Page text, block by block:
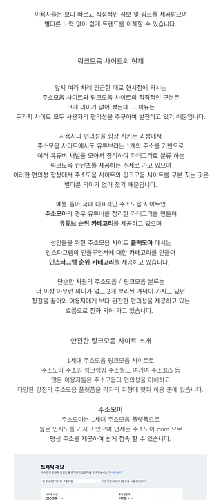
이용자들은 보다 빠르고 직접적인 정보 및 링크를 제공받으며
별다른 노력 없이 쉽게 트렌드를 ​이해할 수 있습니다.
링크모음 사이트의 현재
앞서 여러 차례 언급한 대로 현시점에 와서는
주소모음 사이트와 링크모음 사이트의 직접적인 구분은
크게 의미가 없어 졌는데 그 이유는
두가지 사이트 모두 사용자의 편의성을 추구하여 발전하고 있기 때문입니다.
사용자의 편의성을 향상 시키는 과정에서
주소모음 사이트에서도 유튜브라는 1개의 주소를 기반으로
여러 유튜버 채널을 모아서 정리하여 카테고리로 분류 하는
링크모음 컨텐츠를 제공하는 추세로 가고 있으며
이러한 편의성 향상에서 주소모음 사이트와 링크모음 사이트를 구분 짓는 것은
별다른 의미가 없어 졌기 때문입니다.
예를 들어 국내 대표적인 주소모음 사이트인
주소모아의 경우 유튜버를 정리한 카테고리를 만들어
유튜브 순위 카테고리를 제공하고 있으며
성인들을 위한 주소모음 사이트 블랙모아에서는
인스타그램의 인플루언서에 대한 카테고리를 만들어
인스타그램 순위 카테고리를 제공하고 있습니다.
​단순한 차원의 주소모음 / 링크모음 분류는
더 이상 아무런 의미가 없고 2개 분리된 개념이 가지고 있던
장점을 끌어와 이용자에게 보다 완전한 편의성을 제공하고 있는
흐름으로 진화 되어 가고 있습니다.
안전한 링크모음 사이트 소개
1세대 주소모음 링크모음 사이트로
주소모아 주소킹 링크랭킹 주소월드 여기여 주소365 등
많은 이용자들은 주소모음의 편의성을 이해하고
다양한 강점의 주소모음 플랫폼을 각자의 취향에 맞춰 이용 중에 있습니다.
주소모아
주소모아는 1세대 주소모음 플랫폼으로
높은 인지도를 가지고 있으며 언제든 주소모아.com 으로
평생 주소를 제공하여 쉽게 접속 할 수 있습니다.